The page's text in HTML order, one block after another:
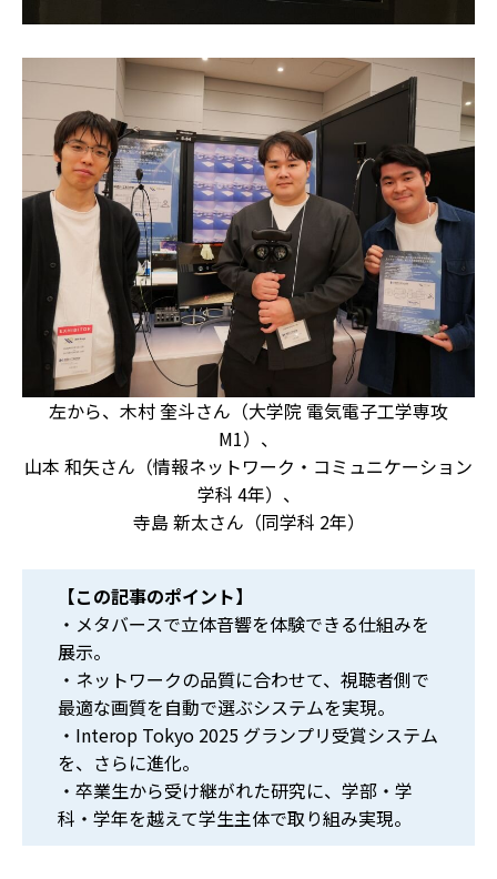
左から、木村 奎斗さん（大学院 電気電子工学専攻
M1）、
山本 和矢さん（情報ネットワーク・コミュニケーション
学科 4年）、
寺島 新太さん（同学科 2年）
【この記事のポイント】
・メタバースで立体音響を体験できる仕組みを
展示。
・ネットワークの品質に合わせて、視聴者側で
最適な画質を自動で選ぶシステムを実現。
・Interop Tokyo 2025 グランプリ受賞システム
を、さらに進化。
・卒業生から受け継がれた研究に、学部・学
科・学年を越えて学生主体で取り組み実現。